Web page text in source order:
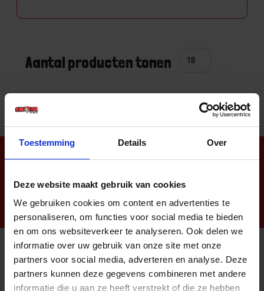
Toestemming Details Over
Deze website maakt gebruik van cookies
We gebruiken cookies om content en advertenties te
personaliseren, om functies voor social media te bieden
en om ons websiteverkeer te analyseren. Ook delen we
informatie over uw gebruik van onze site met onze
partners voor social media, adverteren en analyse. Deze
partners kunnen deze gegevens combineren met andere
informatie die u aan ze heeft verstrekt of die ze hebben
Aantal producten tonen
Nieuwsbrief
Informatie
Sitemap